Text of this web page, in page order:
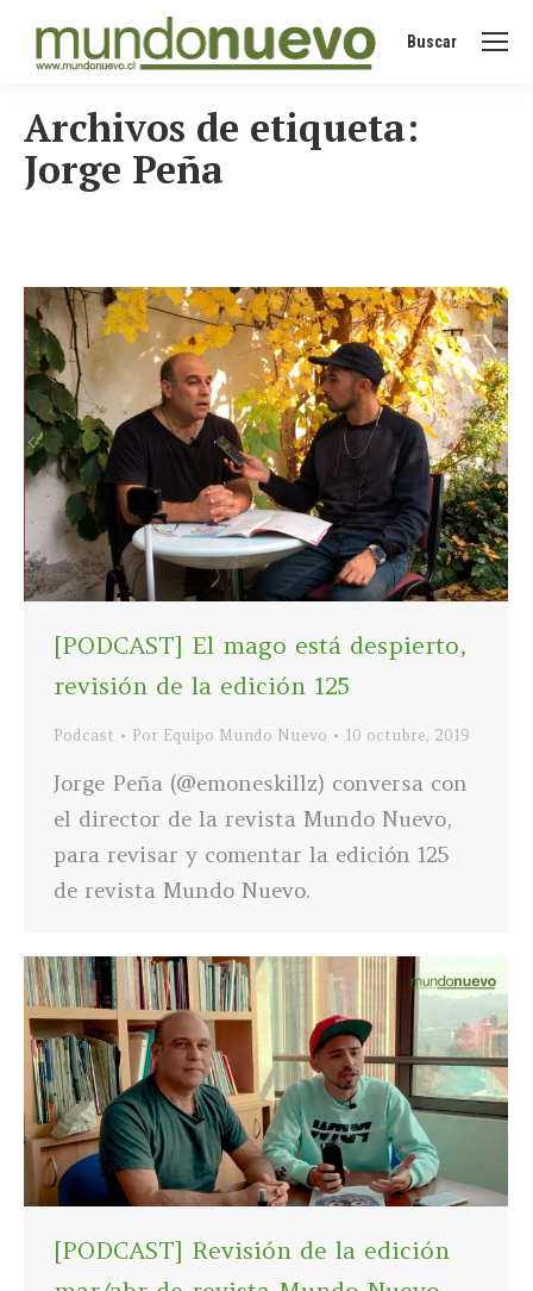
Buscar:
Buscar
Archivos de etiqueta:
Jorge Peña
[PODCAST] El mago está despierto,
revisión de la edición 125
Podcast Por Equipo Mundo Nuevo 10 octubre, 2019
Jorge Peña (@emoneskillz) conversa con
el director de la revista Mundo Nuevo,
para revisar y comentar la edición 125
de revista Mundo Nuevo.
[PODCAST] Revisión de la edición